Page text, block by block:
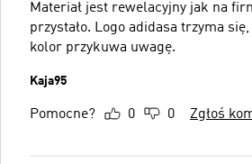
Materiał jest rewelacyjny jak na
przystało. Logo adidasa trzyma
kolor przykuwa uwagę.
Kaja95
Pomocne? 0 0 Zgłoś